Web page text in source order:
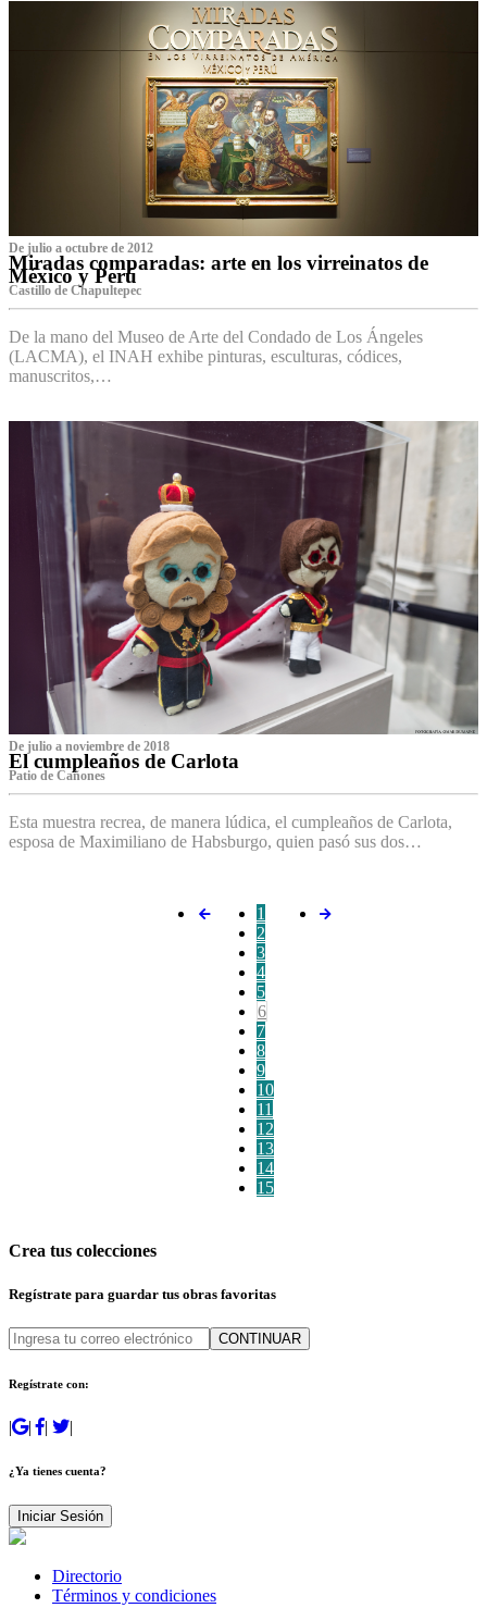
De julio a octubre de 2012
Miradas comparadas: arte en los virreinatos de
México y Perú
Castillo de Chapultepec
De la mano del Museo de Arte del Condado de Los Ángeles
(LACMA), el INAH exhibe pinturas, esculturas, códices,
manuscritos,…
De julio a noviembre de 2018
El cumpleaños de Carlota
Patio de Cañones
Esta muestra recrea, de manera lúdica, el cumpleaños de Carlota,
esposa de Maximiliano de Habsburgo, quien pasó sus dos…
1
2
3
4
5
6
7
8
9
10
11
12
13
14
15
Crea tus colecciones
Regístrate para guardar tus obras favoritas
CONTINUAR
Regístrate con:
| | | |
¿Ya tienes cuenta?
Iniciar Sesión
Directorio
Términos y condiciones